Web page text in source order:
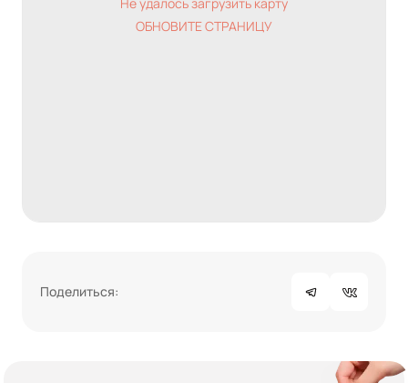
ОБНОВИТЕ СТРАНИЦУ
Поделиться: